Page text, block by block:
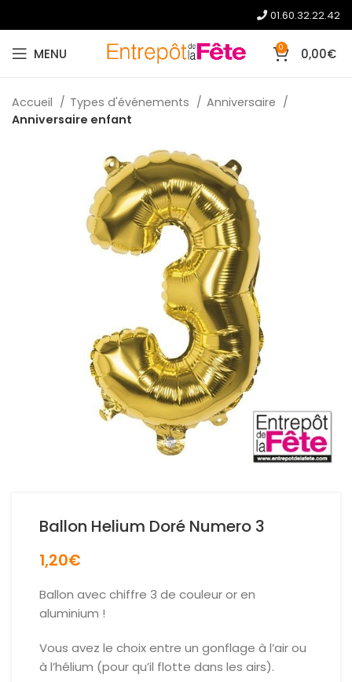
01.60.32.22.42
MENU 0 0,00€
Accueil Types d'événements
Anniversaire
Anniversaire enfant
Ballon Helium Doré Numero 3
1,20€
Ballon avec chiffre 3 de couleur or en
aluminium !
Vous avez le choix entre un gonflage à l’air ou
à l’hélium (pour qu’il flotte dans les airs).